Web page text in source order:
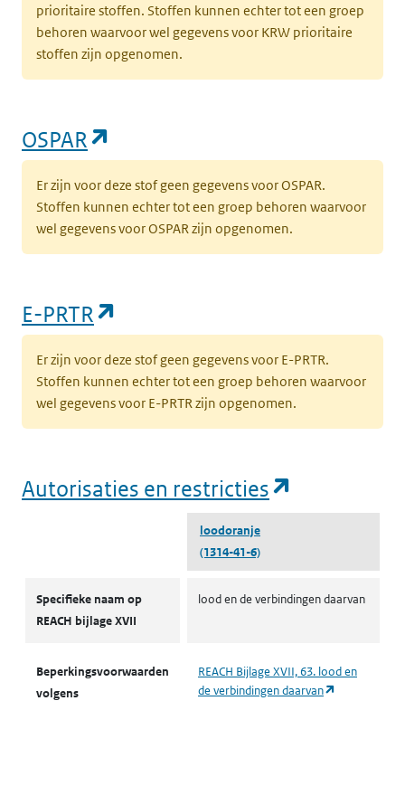
prioritaire stoffen. Stoffen kunnen echter tot een groep
behoren waarvoor wel gegevens voor KRW prioritaire
stoffen zijn opgenomen.
OSPAR
Er zijn voor deze stof geen gegevens voor OSPAR.
Stoffen kunnen echter tot een groep behoren waarvoor
wel gegevens voor OSPAR zijn opgenomen.
E-PRTR
Er zijn voor deze stof geen gegevens voor E-PRTR.
Stoffen kunnen echter tot een groep behoren waarvoor
wel gegevens voor E-PRTR zijn opgenomen.
Autorisaties en restricties
loodoranje
(1314-41-6)
Specifieke naam op
REACH bijlage XVII
lood en de verbindingen daarvan
Beperkingsvoorwaarden
volgens
REACH Bijlage XVII, 63. lood en
de verbindingen daarvan